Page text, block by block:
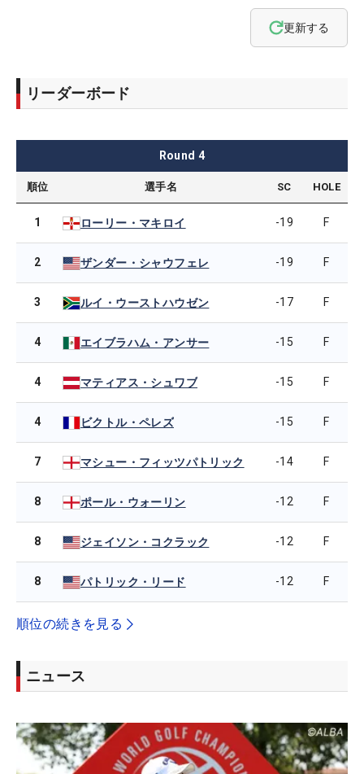
更新する
リーダーボード
Round 4
順位 選手名 SC HOLE
1 ローリー・マキロイ -19 F
2 ザンダー・シャウフェレ -19 F
3 ルイ・ウーストハウゼン -17 F
4 エイブラハム・アンサー -15 F
4 マティアス・シュワブ -15 F
4 ビクトル・ペレズ -15 F
7 マシュー・フィッツパトリック -14 F
8 ポール・ウォーリン -12 F
8 ジェイソン・コクラック -12 F
8 パトリック・リード -12 F
順位の続きを見る
ニュース